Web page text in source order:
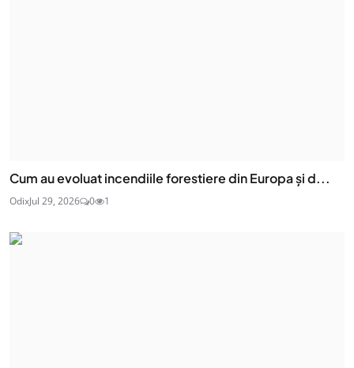
Cum au evoluat incendiile forestiere din Europa și d...
OdixJul 29, 2026 0 1